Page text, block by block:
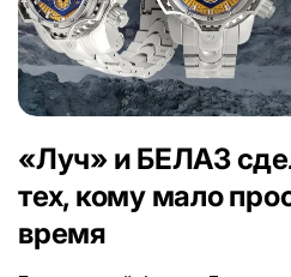
«Луч» и БЕЛАЗ
тех, кому мало
время